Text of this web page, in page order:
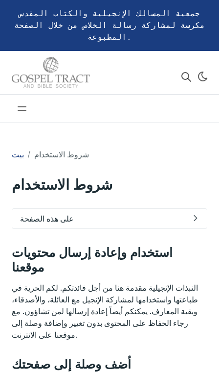
جمعية المسالك الإنجيلية والكتاب المقدس
مكرسة لمشاركة رسالة الخلاص من خلال الصفحة
المطبوعة.
بيت شروط الاستخدام
شروط الاستخدام
على هذه الصفحة
استخدام وإعادة إرسال محتويات
موقعنا
النبذات الإنجيلية مقدمة هنا من أجل فائدتكم. لكم الحرية في
طباعتها واستخدامها لمشاركة الإنجيل مع العائلة، والأصدقاء،
وبقية المعارف. يمكنكم أيضاً إعادة إرسالها لمن تشاؤون. مع
رجاء الحفاظ على المحتوى بدون تغيير وإضافة وصلة إلى
موقعنا على الانترنت.
أضف وصلة إلى صفحتك